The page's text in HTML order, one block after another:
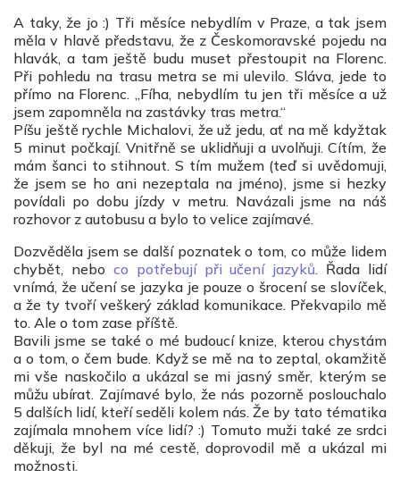
A taky, že jo :) Tři měsíce nebydlím v Praze, a tak jsem
měla v hlavě představu, že z Českomoravské pojedu na
hlavák, a tam ještě budu muset přestoupit na Florenc.
Při pohledu na trasu metra se mi ulevilo. Sláva, jede to
přímo na Florenc. „Fíha, nebydlím tu jen tři měsíce a už
jsem zapomněla na zastávky tras metra.“
Píšu ještě rychle Michalovi, že už jedu, ať na mě kdyžtak
5 minut počkají. Vnitřně se uklidňuji a uvolňuji. Cítím, že
mám šanci to stihnout. S tím mužem (teď si uvědomuji,
že jsem se ho ani nezeptala na jméno), jsme si hezky
povídali po dobu jízdy v metru. Navázali jsme na náš
rozhovor z autobusu a bylo to velice zajímavé.
Dozvěděla jsem se další poznatek o tom, co může lidem
chybět, nebo co potřebují při učení jazyků. Řada lidí
vnímá, že učení se jazyka je pouze o šrocení se slovíček,
a že ty tvoří veškerý základ komunikace. Překvapilo mě
to. Ale o tom zase příště.
Bavili jsme se také o mé budoucí knize, kterou chystám
a o tom, o čem bude. Když se mě na to zeptal, okamžitě
mi vše naskočilo a ukázal se mi jasný směr, kterým se
můžu ubírat. Zajímavé bylo, že nás pozorně poslouchalo
5 dalších lidí, kteří seděli kolem nás. Že by tato tématika
zajímala mnohem více lidí? :) Tomuto muži také ze srdci
děkuji, že byl na mé cestě, doprovodil mě a ukázal mi
možnosti.